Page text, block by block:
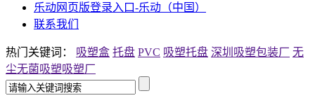
乐动网页版登录入口-乐动（中国）
联系我们
热门关键词： 吸塑盒 托盘 PVC 吸塑托盘 深圳吸塑包装厂 无
尘无菌吸塑吸塑厂